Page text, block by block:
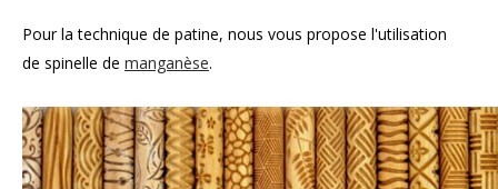
Pour la technique de patine, nous vous propose l'utilisation
de spinelle de manganèse.